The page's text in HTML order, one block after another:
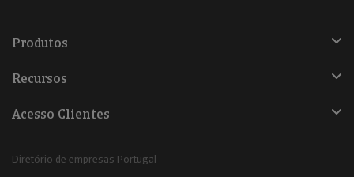
Produtos
Recursos
Acesso Clientes
Diretório de empresas Portugal